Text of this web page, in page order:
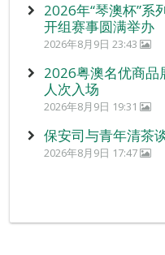
2026年“琴澳杯”系
开组赛事圆满举办
2026年8月9日 23:43
2026粤澳名优商品
人次入场
2026年8月9日 19:31
保安司与青年清茶
2026年8月9日 17:47